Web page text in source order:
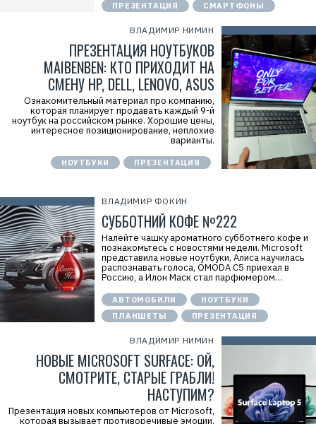
ПРЕЗЕНТАЦИЯ
СМАРТФОНЫ
ВЛАДИМИР НИМИН
ПРЕЗЕНТАЦИЯ НОУТБУКОВ
MAIBENBEN: КТО ПРИХОДИТ НА
СМЕНУ HP, DELL, LENOVO, ASUS
Ознакомительный материал про компанию,
которая планирует продавать каждый 9-й
ноутбук на российском рынке. Хорошие цены,
интересное позиционирование, неплохие
варианты.
НОУТБУКИ ПРЕЗЕНТАЦИЯ
ВЛАДИМИР ФОКИН
СУББОТНИЙ КОФЕ №222
Налейте чашку ароматного субботнего кофе и
познакомьтесь с новостями недели. Microsoft
представила новые ноутбуки, Алиса научилась
распознавать голоса, OMODA C5 приехал в
Россию, а Илон Маск стал парфюмером…
АВТОМОБИЛИ
НОУТБУКИ
ПЛАНШЕТЫ
ПРЕЗЕНТАЦИЯ
ВЛАДИМИР НИМИН
НОВЫЕ MICROSOFT SURFACE: ОЙ,
СМОТРИТЕ, СТАРЫЕ ГРАБЛИ!
НАСТУПИМ?
Презентация новых компьютеров от Microsoft,
которая вызывает противоречивые эмоции.